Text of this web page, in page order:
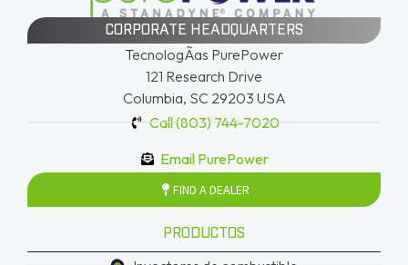
CORPORATE HEADQUARTERS
TecnologÃ­as PurePower
121 Research Drive
Columbia, SC 29203 USA
Call (803) 744-7020
Email PurePower
FIND A DEALER
PRODUCTOS